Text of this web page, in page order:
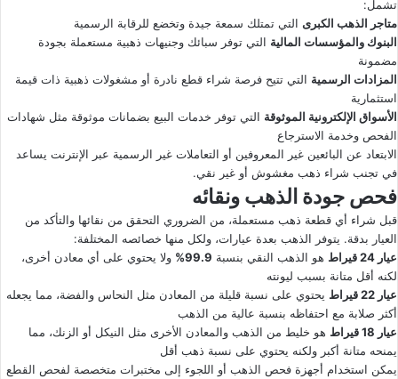
تشمل:
متاجر الذهب الكبرى التي تمتلك سمعة جيدة وتخضع للرقابة الرسمية
البنوك والمؤسسات المالية التي توفر سبائك وجنيهات ذهبية مستعملة بجودة
مضمونة
المزادات الرسمية التي تتيح فرصة شراء قطع نادرة أو مشغولات ذهبية ذات قيمة
استثمارية
الأسواق الإلكترونية الموثوقة التي توفر خدمات البيع بضمانات موثوقة مثل شهادات
الفحص وخدمة الاسترجاع
الابتعاد عن البائعين غير المعروفين أو التعاملات غير الرسمية عبر الإنترنت يساعد
في تجنب شراء ذهب مغشوش أو غير نقي.
فحص جودة الذهب ونقائه
قبل شراء أي قطعة ذهب مستعملة، من الضروري التحقق من نقائها والتأكد من
العيار بدقة. يتوفر الذهب بعدة عيارات، ولكل منها خصائصه المختلفة:
عيار 24 قيراط هو الذهب النقي بنسبة 99.9%
ولا يحتوي على أي معادن أخرى،
لكنه أقل متانة بسبب ليونته
عيار 22 قيراط
يحتوي على نسبة قليلة من المعادن مثل النحاس والفضة، مما يجعله
أكثر صلابة مع احتفاظه بنسبة عالية من الذهب
عيار 18 قيراط
هو خليط من الذهب والمعادن الأخرى مثل النيكل أو الزنك، مما
يمنحه متانة أكبر ولكنه يحتوي على نسبة ذهب أقل
يمكن استخدام أجهزة فحص الذهب أو اللجوء إلى مختبرات متخصصة لفحص القطع